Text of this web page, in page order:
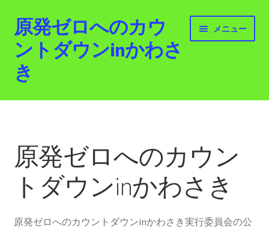
ナ
ビ
ゲ
ー
シ
キ
コ
ン
テ
ン
ツ
プ
原発ゼロへのカウ
ントダウンinかわさ
き
メニュー
ホーム
活動紹介
2012.3.11 「原発ゼロへのカウントダウンinかわさ
原発ゼロへのカウン
トダウンinかわさき
原発ゼロへのカウントダウンinかわさき実行委員会の公